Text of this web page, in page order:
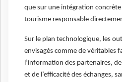
que sur une intégration concrète
tourisme responsable
Sur le plan technologique, les
envisagés comme de véritables
l’information des partenaires,
et de l’efficacité des échanges,